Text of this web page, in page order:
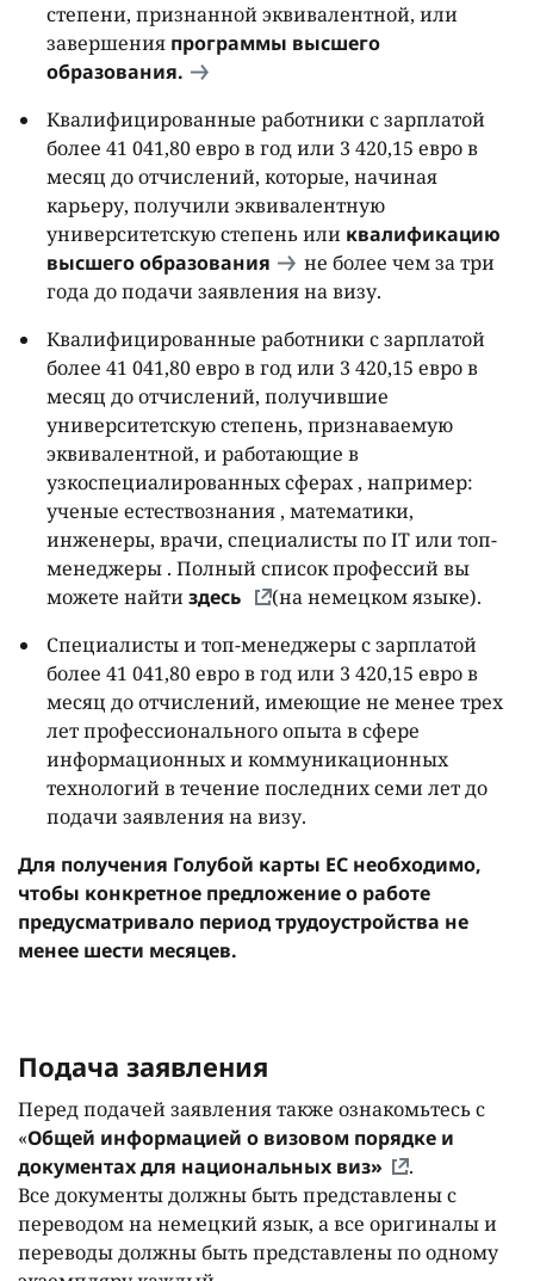
степени, признанной эквивалентной, или
завершения программы высшего
образования.
Квалифицированные работники с зарплатой
более 41 041,80 евро в год или 3 420,15 евро в
месяц до отчислений, которые, начиная
карьеру, получили эквивалентную
университетскую степень или квалификацию
высшего образования
не более чем за три
года до подачи заявления на визу.
Квалифицированные работники с зарплатой
более 41 041,80 евро в год или 3 420,15 евро в
месяц до отчислений, получившие
университетскую степень, признаваемую
эквивалентной, и работающие в
узкоспециалированных сферах , например:
ученые естествознания , математики,
инженеры, врачи, специалисты по IT или топ-
менеджеры . Полный список профессий вы
можете найтиздесь
(на немецком языке).
Специалисты и топ-менеджеры с зарплатой
более 41 041,80 евро в год или 3 420,15 евро в
месяц до отчислений, имеющие не менее трех
лет профессионального опыта в сфере
информационных и коммуникационных
технологий в течение последних семи лет до
подачи заявления на визу.
Для получения Голубой карты ЕС необходимо,
чтобы конкретное предложение о работе
предусматривало период трудоустройства не
менее шести месяцев.
Подача заявления
Перед подачей заявления также ознакомьтесь с
«Общей информацией о визовом порядке и
документах для национальных виз»
.
Все документы должны быть представлены с
переводом на немецкий язык, а все оригиналы и
переводы должны быть представлены по одному